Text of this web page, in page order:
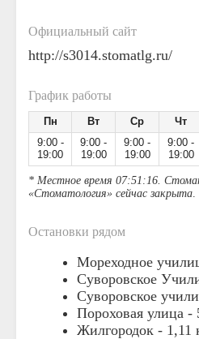
Официальный сайт
http://s3014.stomatlg.ru/
График работы
Пн Вт Ср Чт
9:00 -
19:00
9:00 -
19:00
9:00 -
19:00
9:00 -
19:00
* Местное время 07:51:16.
«Стоматология» сейчас закрыта.
Остановки рядом
Мореходное
Суворовское
Суворовское
Пороховая улица -
Жилгородок - 1,11